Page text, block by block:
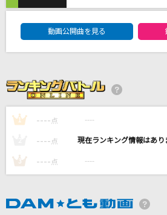
OddRe:
[オリカラ]世界が終るまでは…
公会堂
怪獣
アスノヨゾラ哨戒班
Orangestar feat.IA
動画公開曲を見る
1 ---- 点 ----
---- 点 ----
3 ---- 点 ----